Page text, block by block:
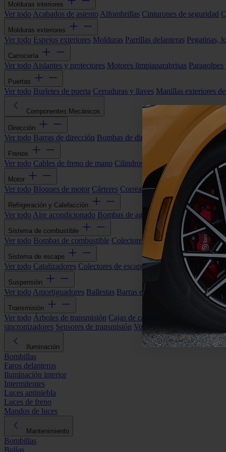
Molduras interiores
Ver todo Acabados de asiento Alfombrillas Cinturones de seguridad
Molduras exteriores
Ver todo Espejos exteriores Molduras Parrillas delanteras Pegatinas,
Carrocería
Ver todo Aislantes y protectores Motores limpiaparabrisas
Puertas
Ver todo Burletes de puerta Cerraduras y llaves Manillas exteriores
Componentes Mecánicos
Dirección
Ver todo Barras de dirección Bombas de dirección asistida
Frenos
Ver todo Cables de freno de mano Cilindros de freno Componentes
Motor
Ver todo Bloques de motor Cárteres Correas alternador Correas y
Refrigeración y Calefacción
Ver todo Aire acondicionado Bombas de agua Electroventiladores
Sistema de combustible
Ver todo Bombas de combustible Colectores de admisión Filtros de
Sistema de escape
Ver todo Catalizadores Colectores de escape Filtros de partículas
Suspensión
Ver todo Amortiguadores Ballestas Barras estabilizadoras Bieletas y
Transmisión
Ver todo Árboles de transmisión Cajas de cambios automáticas
sincronizadores Sensores de transmisión Volantes de motor
Iluminación
Bombillas
Faros delanteros
Iluminación interior
Intermitentes
Luces antiniebla
Luces de freno
Mandos de luces
Mantenimiento
Bombillas
Bujías